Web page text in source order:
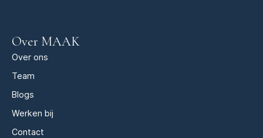
Over MAAK
Over ons
Team
Blogs
Werken bij
Contact